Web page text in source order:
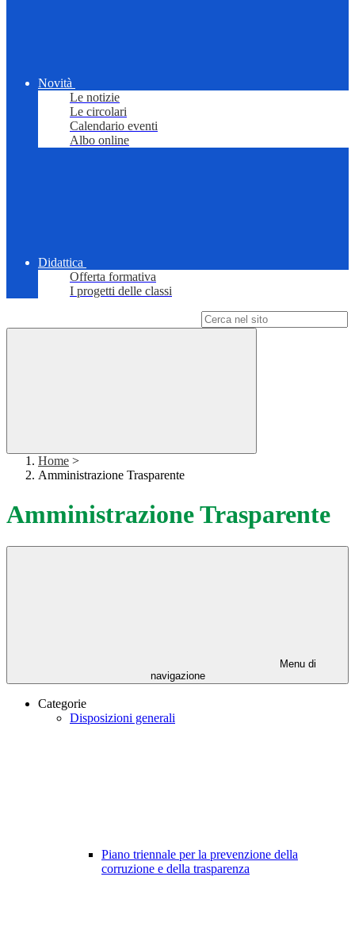
Novità
Le notizie
Le circolari
Calendario eventi
Albo online
Didattica
Offerta formativa
I progetti delle classi
Home >
Amministrazione Trasparente
Amministrazione Trasparente
Menu di
navigazione
Categorie
Disposizioni generali
Piano triennale per la prevenzione della
corruzione e della trasparenza